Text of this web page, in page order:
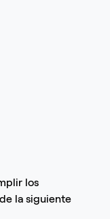
los
la siguiente